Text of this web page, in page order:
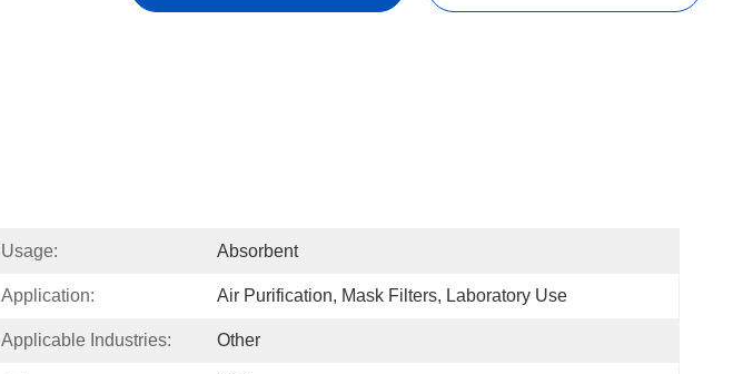
Usage: Absorbent
Application: Air Purification, Mask Filters, Laboratory Use
Applicable Industries: Other